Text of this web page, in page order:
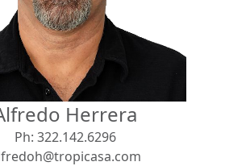
Vista
usando:
MXN
Menor Precio Primero
Herrera
Ph: 322.142.6296